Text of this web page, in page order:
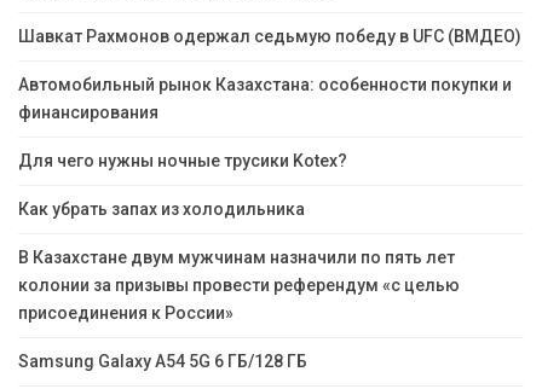
Шавкат Рахмонов одержал седьмую победу в UFC (ВМДЕО)
Автомобильный рынок Казахстана: особенности покупки и
финансирования
Для чего нужны ночные трусики Kotex?
Как убрать запах из холодильника
В Казахстане двум мужчинам назначили по пять лет
колонии за призывы провести референдум «с целью
присоединения к России»
Samsung Galaxy A54 5G 6 ГБ/128 ГБ